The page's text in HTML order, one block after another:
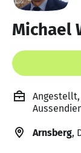
Michael
Angestellt,
Arnsberg,